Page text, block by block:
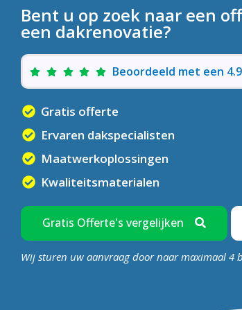
Bent u op zoek naar een
een dakrenovatie?
Beoordeeld met een
Gratis offerte
Ervaren dakspecialisten
Maatwerkoplossingen
Kwaliteitsmaterialen
Gratis Offerte's vergelijken
Wij sturen uw aanvraag door naar maximaal 4